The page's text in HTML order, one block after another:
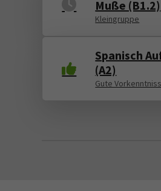
Muße (B1.2)
Kleingruppe
Spanisch
(A2)
Gute